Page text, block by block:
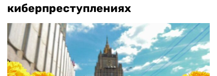
киберпреступлениях